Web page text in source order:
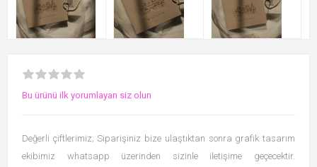
Bu ürünü ilk yorumlayan siz olun
Değerli çiftlerimiz; Siparişiniz bize ulaştıktan sonra grafik tasarım
ekibimiz whatsapp üzerinden sizinle iletişime geçecektir.